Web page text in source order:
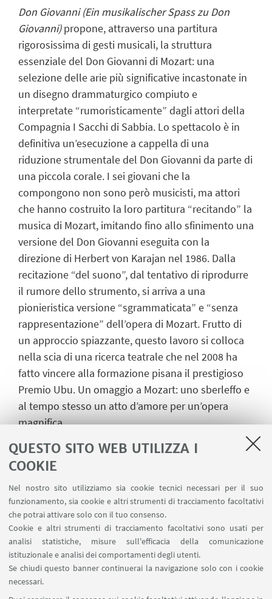
QUESTO SITO WEB UTILIZZA I
COOKIE
Nel nostro sito utilizziamo sia cookie tecnici necessari per il suo
funzionamento, sia cookie e altri strumenti di tracciamento facoltativi
che potrai attivare solo con il tuo consenso.
Cookie e altri strumenti di tracciamento facoltativi sono usati per
analisi statistiche, misure sull'efficacia della comunicazione
istituzionale e analisi dei comportamenti degli utenti.
Se chiudi questo banner continuerai la navigazione solo con i cookie
necessari.
Don Giovanni (Ein musikalischer Spass zu Don
Giovanni)propone, attraverso una partitura
rigorosissima di gesti musicali, la struttura
essenziale del Don Giovanni di Mozart: una
selezione delle arie più significative incastonate in
un disegno drammaturgico compiuto e
interpretate “rumoristicamente” dagli attori della
Compagnia I Sacchi di Sabbia. Lo spettacolo è in
definitiva un’esecuzione a cappella di una
riduzione strumentale del Don Giovanni da parte di
una piccola corale. I sei giovani che la
compongono non sono però musicisti, ma attori
che hanno costruito la loro partitura “recitando” la
musica di Mozart, imitando fino allo sfinimento una
versione del Don Giovanni eseguita con la
direzione di Herbert von Karajan nel 1986. Dalla
recitazione “del suono”, dal tentativo di riprodurre
il rumore dello strumento, si arriva a una
pionieristica versione “sgrammaticata” e “senza
rappresentazione” dell’opera di Mozart. Frutto di
un approccio spiazzante, questo lavoro si colloca
nella scia di una ricerca teatrale che nel 2008 ha
fatto vincere alla formazione pisana il prestigioso
Premio Ubu. Un omaggio a Mozart: uno sberleffo e
al tempo stesso un atto d’amore per un’opera
magnifica.
scopo di far meglio apprezzare la dinamica di gioco
dei Sacchi di Sabbia, da brevi note informative di
Gerardo Guccini e Nicola Badolato sul Don
Giovanni mozartiano.
IN EVIDENZA
La Soffitta 2019 | gennaio-giugno